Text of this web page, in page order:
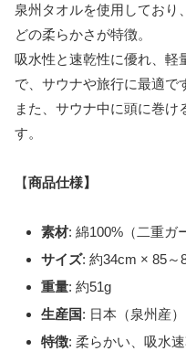
泉州タオルを使用しており
どの柔らかさが特徴。
吸水性と速乾性に優れ、軽
で、サウナや旅行に最適で
また、サウナ中に頭に巻
す。
【商品仕様】
素材: 綿100%（二重ガ
サイズ: 約34cm × 85～
重量: 約51g
生産国: 日本（泉州産）
特徴: 柔らかい、吸水